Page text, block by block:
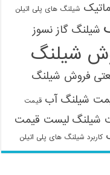
شیلنگ های پلی اتیلن
شیلنگ گاز نسوز
شیلنگ
فروش شیلنگ
شیلنگ آب قیمت
شیلنگ لیست قیمت
کاربرد شیلنگ های پلی اتیلن